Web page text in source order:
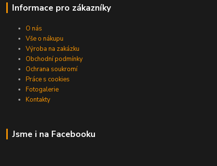
Informace pro zákazníky
O nás
Vše o nákupu
Výroba na zakázku
Obchodní podmínky
Ochrana soukromí
Práce s cookies
Fotogalerie
Kontakty
Jsme i na Facebooku